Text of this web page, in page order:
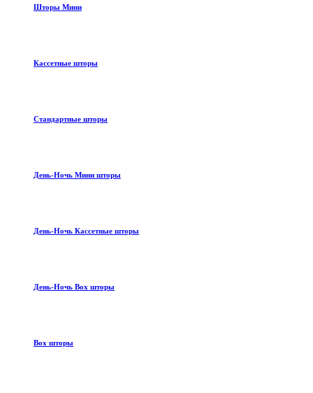
Шторы Мини
Кассетные шторы
Стандартные шторы
День-Ночь Мини шторы
День-Ночь Кассетные шторы
День-Ночь Box шторы
Box шторы